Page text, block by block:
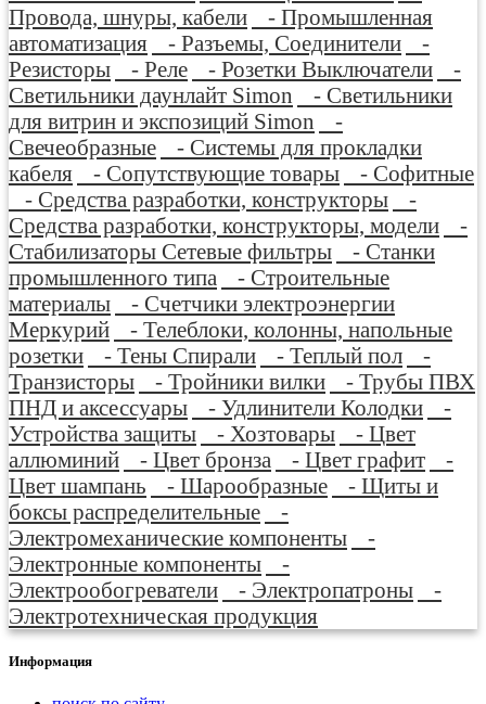
Провода, шнуры, кабели
- Промышленная
автоматизация
- Разъемы, Соединители
-
Резисторы
- Реле - Розетки Выключатели
-
Светильники даунлайт Simon
- Светильники
для витрин и экспозиций Simon
-
Свечеобразные
- Системы для прокладки
кабеля
- Сопутствующие товары
- Софитные
- Средства разработки, конструкторы
-
Средства разработки, конструкторы, модели
-
Стабилизаторы Сетевые фильтры
- Станки
промышленного типа
- Строительные
материалы
- Счетчики электроэнергии
Меркурий
- Телеблоки, колонны, напольные
розетки
- Тены Спирали - Теплый пол
-
Транзисторы
- Тройники вилки
- Трубы ПВХ
ПНД и аксессуары
- Удлинители Колодки
-
Устройства защиты
- Хозтовары
- Цвет
аллюминий
- Цвет бронза - Цвет графит
-
Цвет шампань
- Шарообразные
- Щиты и
боксы распределительные
-
Электромеханические компоненты
-
Электронные компоненты
-
Электрообогреватели
- Электропатроны
-
Электротехническая продукция
Информация